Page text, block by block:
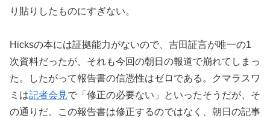
り貼りしたものにすぎない。
Hicksの本には証拠能力がないので、吉田証言が唯一の1
次資料だったが、それも今回の朝日の報道で崩れてしまっ
た。したがって報告書の信憑性はゼロである。クマラスワ
ミは記者会見で「修正の必要ない」といったそうだが、そ
の通りだ。この報告書は修正するのではなく、朝日の記事